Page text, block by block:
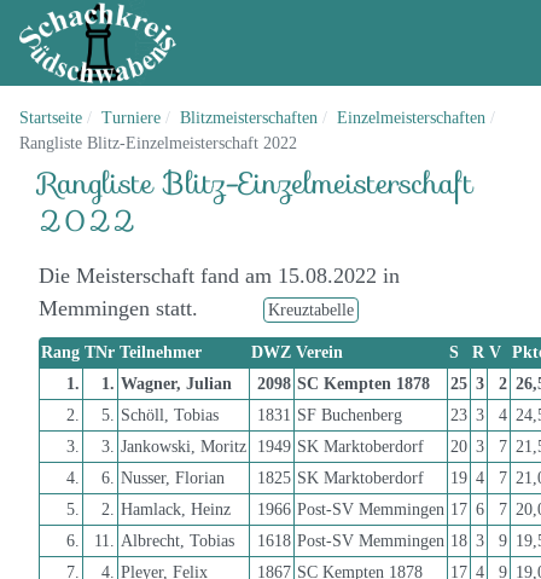
Startseite Turniere Blitzmeisterschaften
Einzelmeisterschaften
Rangliste Blitz-Einzelmeisterschaft 2022
Rangliste Blitz-Einzelmeisterschaft
2022
Die Meisterschaft fand am 15.08.2022 in
Memmingen statt.
Kreuztabelle
Rang TNr Teilnehmer DWZ Verein S R V
1.
1. Wagner, Julian 2098 SC Kempten 1878 25 3 2
2.
5. Schöll, Tobias 1831 SF Buchenberg 23 3 4
3.
3. Jankowski, Moritz 1949 SK Marktoberdorf 20 3 7
4.
6. Nusser, Florian 1825 SK Marktoberdorf 19 4 7
5.
2. Hamlack, Heinz 1966 Post-SV Memmingen 17 6 7
6.
11. Albrecht, Tobias 1618 Post-SV Memmingen 18 3 9
7.
4. Pleyer, Felix 1867 SC Kempten 1878 17 4 9